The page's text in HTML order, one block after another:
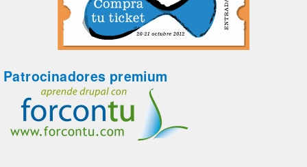
Patrocinadores premium